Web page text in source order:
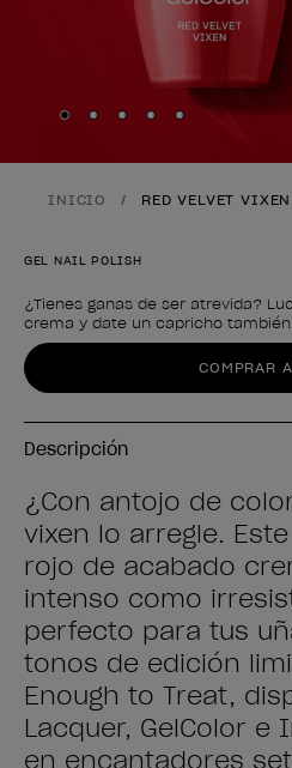
Skip to slide
Skip to slide
Skip to slide
Skip to slide
Skip to slide
INICIO RED VELVET VIXEN
GEL NAIL POLISH
¿Tienes ganas de ser atrevida?
crema y date un capricho
Forma del producto
COMPRAR
Descripción
¿Con antojo de
vixen lo arregle.
rojo de acabado
intenso como
perfecto para tus
tonos de edición
Enough to Treat,
Lacquer, GelColor e
en encantadores